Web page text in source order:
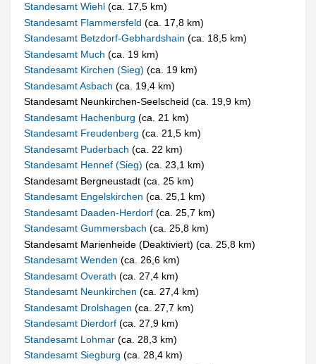
Standesamt Wiehl(ca. 17,5 km)
Standesamt Flammersfeld(ca. 17,8 km)
Standesamt Betzdorf-Gebhardshain(ca. 18,5 km)
Standesamt Much(ca. 19 km)
Standesamt Kirchen (Sieg)(ca. 19 km)
Standesamt Asbach(ca. 19,4 km)
Standesamt Neunkirchen-Seelscheid (ca. 19,9 km)
Standesamt Hachenburg(ca. 21 km)
Standesamt Freudenberg(ca. 21,5 km)
Standesamt Puderbach(ca. 22 km)
Standesamt Hennef (Sieg)(ca. 23,1 km)
Standesamt Bergneustadt (ca. 25 km)
Standesamt Engelskirchen(ca. 25,1 km)
Standesamt Daaden-Herdorf(ca. 25,7 km)
Standesamt Gummersbach(ca. 25,8 km)
Standesamt Marienheide (Deaktiviert) (ca. 25,8 km)
Standesamt Wenden(ca. 26,6 km)
Standesamt Overath(ca. 27,4 km)
Standesamt Neunkirchen(ca. 27,4 km)
Standesamt Drolshagen(ca. 27,7 km)
Standesamt Dierdorf(ca. 27,9 km)
Standesamt Lohmar(ca. 28,3 km)
Standesamt Siegburg(ca. 28,4 km)